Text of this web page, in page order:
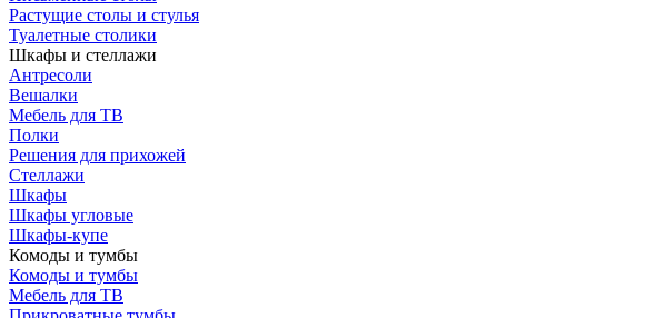
Растущие столы и стулья
Туалетные столики
Шкафы и стеллажи
Антресоли
Вешалки
Мебель для ТВ
Полки
Решения для прихожей
Стеллажи
Шкафы
Шкафы угловые
Шкафы-купе
Комоды и тумбы
Комоды и тумбы
Мебель для ТВ